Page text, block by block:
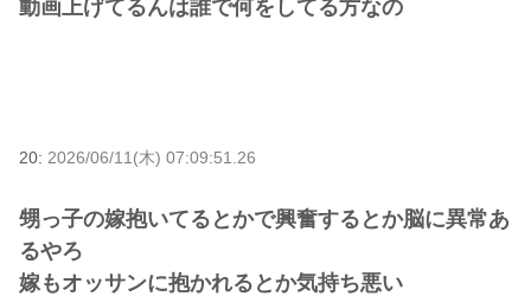
動画上げてるんは誰で何をしてる方なの
20: 2026/06/11(木) 07:09:51.26
甥っ子の嫁抱いてるとかで興奮するとか脳に異常あ
るやろ
嫁もオッサンに抱かれるとか気持ち悪い